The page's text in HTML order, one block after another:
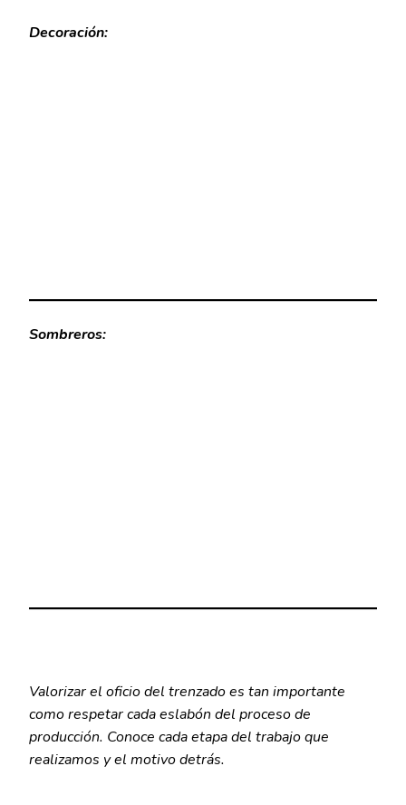
Decoración:
Sombreros:
Valorizar el oficio del trenzado es tan importante
como respetar cada eslabón del proceso de
producción. Conoce cada etapa del trabajo que
realizamos y el motivo detrás.